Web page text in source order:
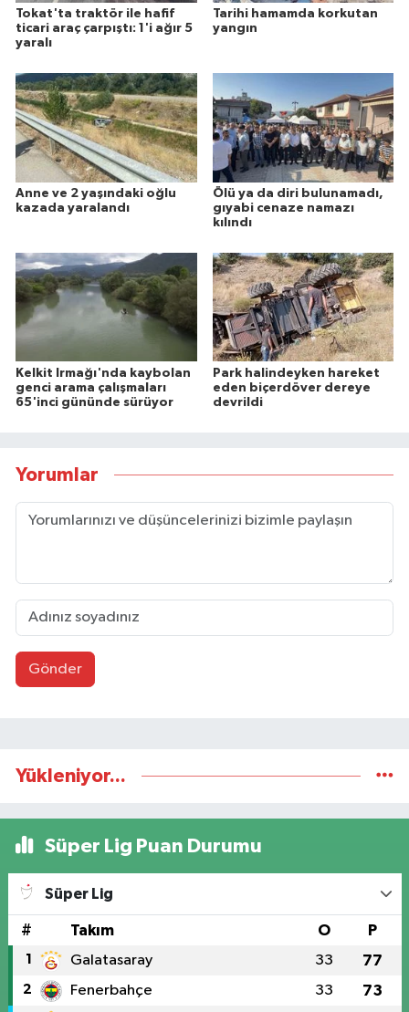
Tokat'ta traktör ile hafif
ticari araç çarpıştı: 1'i ağır 5
yaralı
Tarihi hamamda korkutan
yangın
Anne ve 2 yaşındaki oğlu
kazada yaralandı
Ölü ya da diri bulunamadı,
gıyabi cenaze namazı
kılındı
Kelkit Irmağı'nda kaybolan
genci arama çalışmaları
65'inci gününde sürüyor
Park halindeyken hareket
eden biçerdöver dereye
devrildi
Yorumlar
Gönder
Yükleniyor...
Süper Lig Puan Durumu
Süper Lig
# Takım O P
1 Galatasaray 33 77
2 Fenerbahçe 33 73